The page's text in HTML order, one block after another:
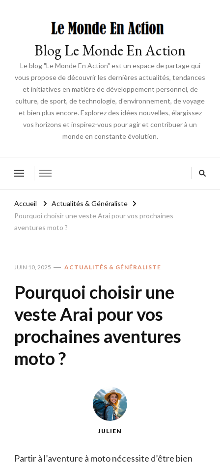
Blog Le Monde En Action
Le blog "Le Monde En Action" est un espace de partage qui
vous propose de découvrir les dernières actualités, tendances
et initiatives en matière de développement personnel, de
culture, de sport, de technologie, d'environnement, de voyage
et bien plus encore. Explorez des idées nouvelles, élargissez
vos horizons et inspirez-vous pour agir et contribuer à un
monde en constante évolution.
Accueil
Actualités & Généraliste
Pourquoi choisir une veste Arai pour vos prochaines
aventures moto ?
JUIN 10, 2025 ACTUALITÉS & GÉNÉRALISTE
Pourquoi choisir une
veste Arai pour vos
prochaines aventures
moto ?
JULIEN
Partir à l’aventure à moto nécessite d’être bien